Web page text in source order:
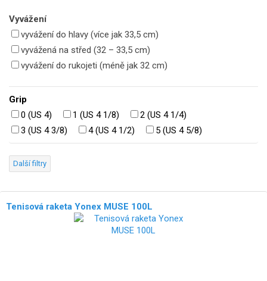
Vyvážení
vyvážení do hlavy (více jak 33,5 cm)
vyvážená na střed (32 – 33,5 cm)
vyvážení do rukojeti (méně jak 32 cm)
Grip
0 (US 4)
1 (US 4 1/8)
2 (US 4 1/4)
3 (US 4 3/8)
4 (US 4 1/2) 5 (US 4 5/8)
Další filtry
Tenisová raketa Yonex MUSE 100L